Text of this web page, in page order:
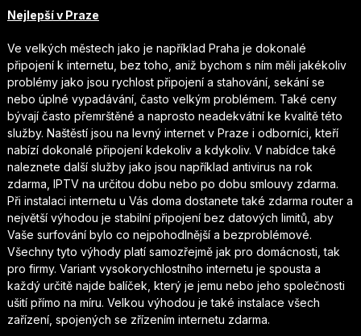
Nejlepší v Praze
Ve velkých městech jako je například Praha je dokonalé
připojení k internetu, bez toho, aniž bychom s ním měli jakékoliv
problémy jako jsou rychlost připojení a stahování, sekání se
nebo úplné vypadávání, často velkým problémem. Také ceny
bývají často přemrštěné a naprosto neadekvátní ke kvalitě této
služby. Naštěstí jsou na levný internet v Praze i odborníci, kteří
nabízí dokonalé připojení kdekoliv a kdykoliv. V nabídce také
naleznete další služby jako jsou například antivirus na rok
zdarma, IPTV na určitou dobu nebo po dobu smlouvy zdarma.
Při instalaci internetu u Vás doma dostanete také zdarma router a
největší výhodou je stabilní připojení bez datových limitů, aby
Vaše surfování bylo co nejpohodlnější a bezproblémové.
Všechny tyto výhody platí samozřejmě jak pro domácnosti, tak
pro firmy. Variant vysokorychlostního internetu je spousta a
každý určitě najde balíček, který je jemu nebo jeho společnosti
ušití přímo na míru. Velkou výhodou je také instalace všech
zařízení, spojených se zřízením internetu zdarma.